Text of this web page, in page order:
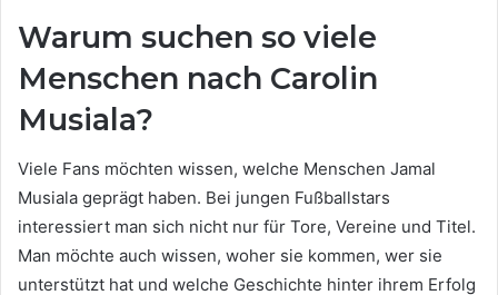
Warum suchen so viele
Menschen nach Carolin
Musiala?
Viele Fans möchten wissen, welche Menschen Jamal
Musiala geprägt haben. Bei jungen Fußballstars
interessiert man sich nicht nur für Tore, Vereine und Titel.
Man möchte auch wissen, woher sie kommen, wer sie
unterstützt hat und welche Geschichte hinter ihrem Erfolg